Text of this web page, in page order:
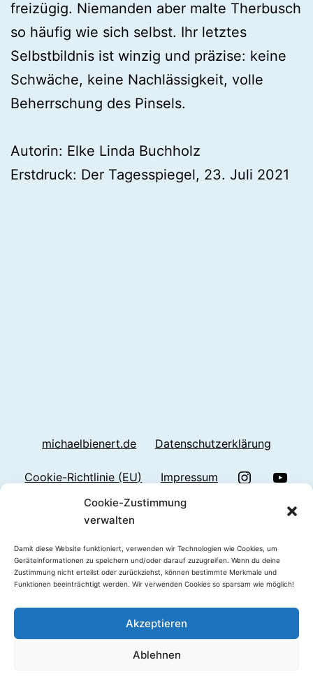
Cookie-Zustimmung
verwalten
Damit diese Website funktioniert, verwenden wir Technologien wie Cookies, um
Geräteinformationen zu speichern und/oder darauf zuzugreifen. Wenn du deine
Zustimmung nicht erteilst oder zurückziehst, können bestimmte Merkmale und
Funktionen beeinträchtigt werden. Wir verwenden Cookies so sparsam wie möglich!
Akzeptieren
Ablehnen
freizügig. Niemanden aber malte Therbusch
so häufig wie sich selbst. Ihr letztes
Selbstbildnis ist winzig und präzise: keine
Schwäche, keine Nachlässigkeit, volle
Beherrschung des Pinsels.
Autorin: Elke Linda Buchholz
Erstdruck: Der Tagesspiegel, 23. Juli 2021
michaelbienert.de Datenschutzerklärung
Cookie-Richtlinie (EU) Impressum Instragram
Linkedin
TEXT DER STADT
Datenschutzerklärung
Stolz präsentiert vonWordPress